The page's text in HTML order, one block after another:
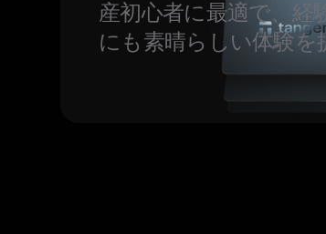
産初心者に最適で、経
にも素晴らしい体験を